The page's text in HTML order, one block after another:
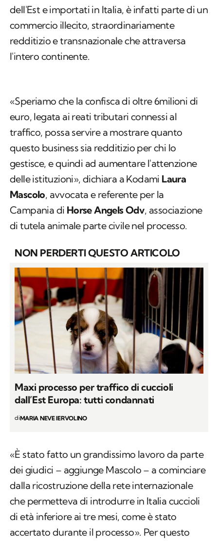
dell'Est e importati in Italia, è infatti parte di un
commercio illecito, straordinariamente
redditizio e transnazionale che attraversa
l'intero continente.
«Speriamo che la confisca di oltre 6milioni di
euro, legata ai reati tributari connessi al
traffico, possa servire a mostrare quanto
questo business sia redditizio per chi lo
gestisce, e quindi ad aumentare l'attenzione
delle istituzioni», dichiara a Kodami Laura
Mascolo, avvocata e referente per la
Campania di Horse Angels Odv, associazione
di tutela animale parte civile nel processo.
NON PERDERTI QUESTO ARTICOLO
Maxi processo per traffico di cuccioli
dall’Est Europa: tutti condannati
diMARIA NEVE IERVOLINO
«È stato fatto un grandissimo lavoro da parte
dei giudici – aggiunge Mascolo – a cominciare
dalla ricostruzione della rete internazionale
che permetteva di introdurre in Italia cuccioli
di età inferiore ai tre mesi, come è stato
accertato durante il processo». Per questo